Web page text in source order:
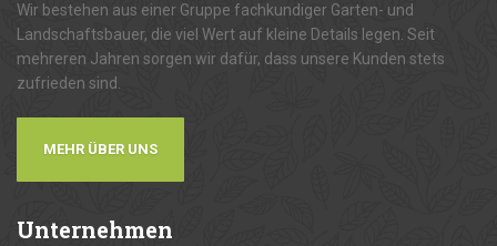
Wir bestehen aus einer Gruppe fachkundiger Garten- und
Landschaftsbauer, die viel Wert auf kleine Details legen. Seit
mehreren Jahren sorgen wir dafür, dass unsere Kunden stets
zufrieden sind.
MEHR ÜBER UNS
Unternehmen